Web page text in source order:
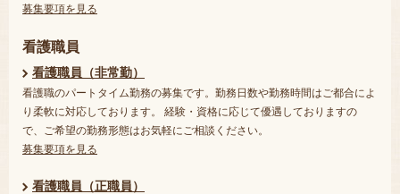
募集要項を見る
看護職員
看護職員（非常勤）
看護職のパートタイム勤務の募集です。勤務日数や勤務時間はご都合によ
り柔軟に対応しております。 経験・資格に応じて優遇しておりますの
で、ご希望の勤務形態はお気軽にご相談ください。
募集要項を見る
看護職員（正職員）